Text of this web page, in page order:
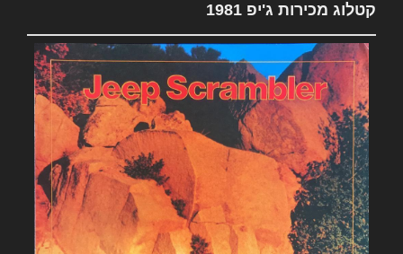
קטלוג מכירות ג'יפ 1981